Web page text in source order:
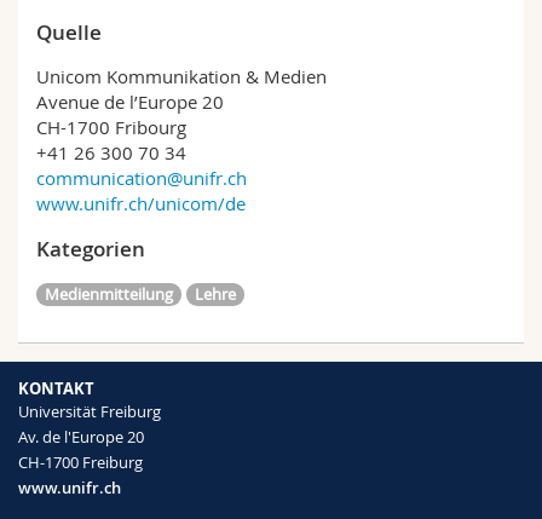
Quelle
Unicom Kommunikation & Medien
Avenue de l’Europe 20
CH-1700 Fribourg
+41 26 300 70 34
communication@unifr.ch
www.unifr.ch/unicom/de
Kategorien
Medienmitteilung Lehre
KONTAKT
Universität Freiburg
Av. de l'Europe 20
CH-1700 Freiburg
www.unifr.ch